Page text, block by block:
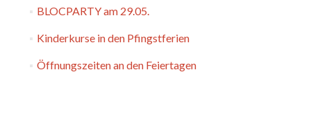
BLOCPARTY am 29.05.
Kinderkurse in den Pfingstferien
Öffnungszeiten an den Feiertagen